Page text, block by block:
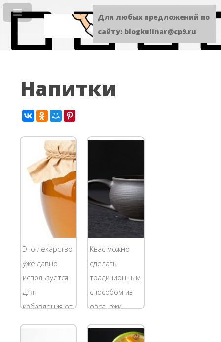
Напитки
Это лекарство
уже давно
используется
для
избавления от
Квас можно
сделать
традиционным
способом из
овса, ржи,
корок. Для
Для любых предложений по
сайту: blogkulinar@cp9.ru